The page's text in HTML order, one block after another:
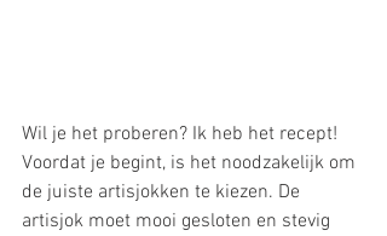
Wil je het proberen? Ik heb het recept!
Voordat je begint, is het noodzakelijk om
de juiste artisjokken te kiezen. De
artisjok moet mooi gesloten en stevig